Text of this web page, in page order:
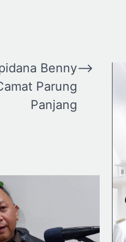
Benny
Parung
Panjang
⟶